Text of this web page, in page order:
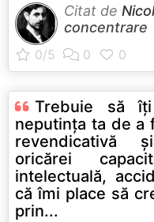
Citat de
concentrare
Trebuie să
neputinţa ta de a
revendicativă
oricărei
intelectuală,
că îmi place să
prin...